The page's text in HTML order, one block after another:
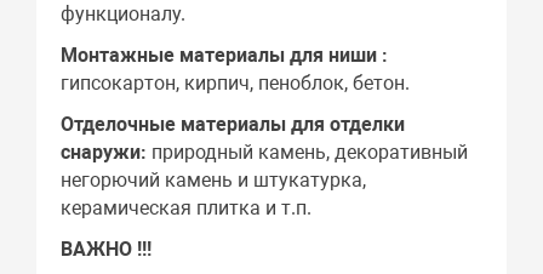
функционалу.
Монтажные материалы для ниши :
гипсокартон, кирпич, пеноблок, бетон.
Отделочные материалы для отделки
снаружи: природный камень, декоративный
негорючий камень и штукатурка,
керамическая плитка и т.п.
ВАЖНО !!!